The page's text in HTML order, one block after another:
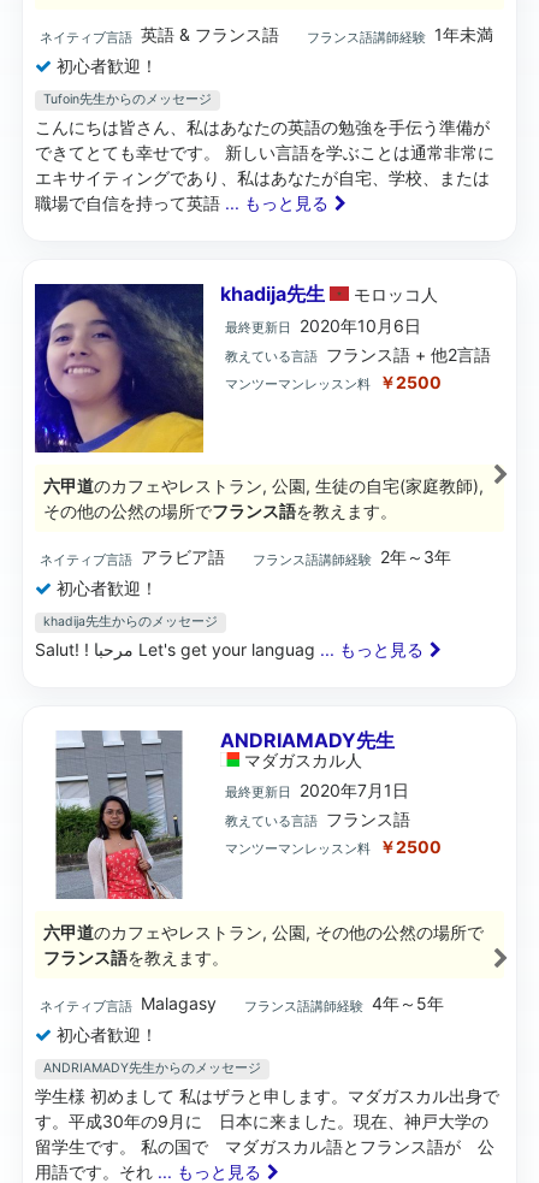
ネイティブ言語 英語 & フランス語 フランス語講師経験 1年未満
初心者歓迎！
Tufoin先生からのメッセージ
こんにちは皆さん、私はあなたの英語の勉強を手伝う準備が
できてとても幸せです。 新しい言語を学ぶことは通常非常に
エキサイティングであり、私はあなたが自宅、学校、または
職場で自信を持って英語 ... もっと見る
khadija先生 モロッコ 人
最終更新日 2020年10月6日
教えている言語 フランス語 + 他2言語
マンツーマンレッスン料 ￥2500
六甲道のカフェやレストラン, 公園, 生徒の自宅(家庭教師),
その他の公然の場所でフランス語を教えます。
ネイティブ言語 アラビア語 フランス語講師経験
2年～3年
初心者歓迎！
khadija先生からのメッセージ
Salut! ! مرحبا Let's get your languag ... もっと見る
ANDRIAMADY先生
マダガスカル人
最終更新日 2020年7月1日
教えている言語 フランス語
マンツーマンレッスン料 ￥2500
六甲道のカフェやレストラン, 公園, その他の公然の場所で
フランス語を教えます。
ネイティブ言語 Malagasy フランス語講師経験 4年～5年
初心者歓迎！
ANDRIAMADY先生からのメッセージ
学生様 初めまして 私はザラと申します。マダガスカル出身で
す。平成30年の9月に 日本に来ました。現在、神戸大学の
留学生です。 私の国で マダガスカル語とフランス語が 公
用語です。それ ... もっと見る